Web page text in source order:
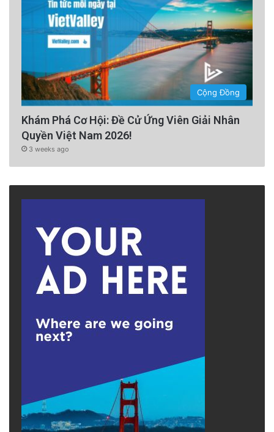
Cộng Đồng
Khám Phá Cơ Hội: Đề Cử Ứng Viên Giải Nhân
Quyền Việt Nam 2026!
3 weeks ago